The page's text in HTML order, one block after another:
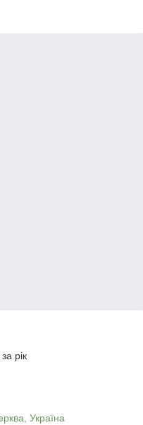
рік
Україна